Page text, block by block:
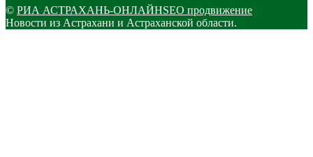
© РИА АСТРАХАНЬ-ОНЛАЙНSEO продвижение
Новости из Астрахани и Астраханской области.